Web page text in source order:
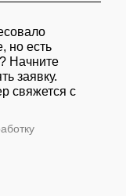
но есть
Начните
заявку.
свяжется с